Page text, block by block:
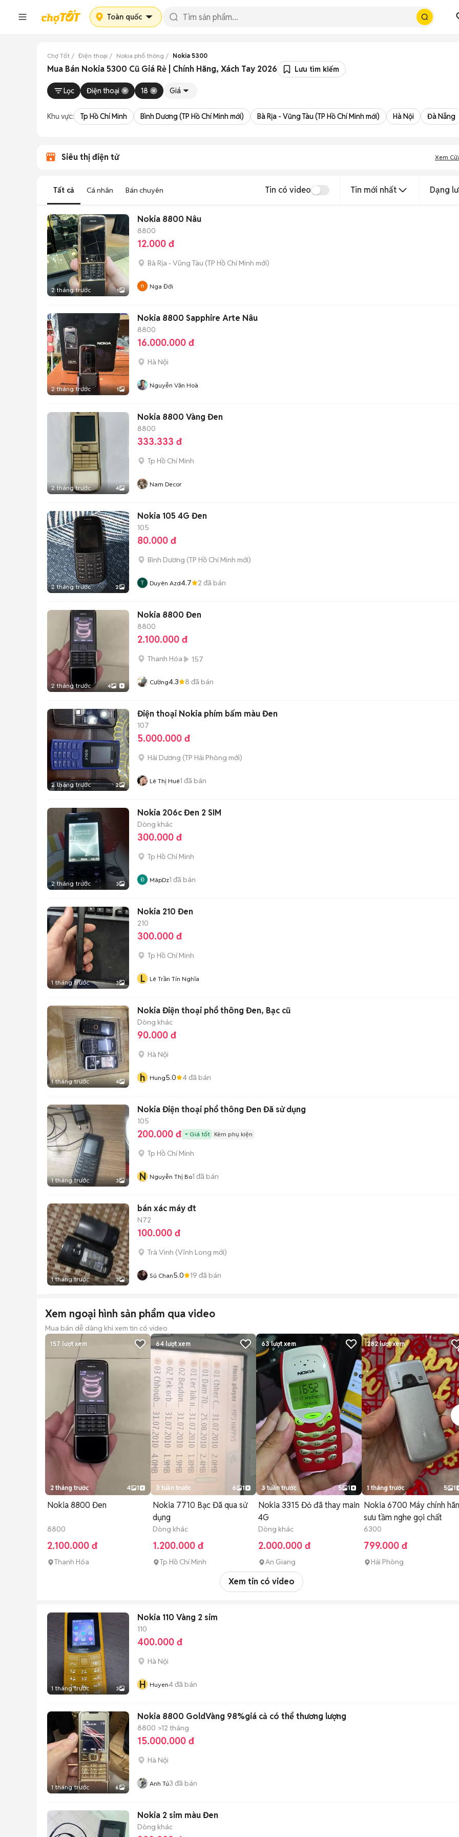
Toàn quốc
Chợ Tốt Điện thoại Nokia phổ thông Nokia 5300
Mua Bán Nokia 5300 Cũ Giá Rẻ | Chính Hãng, Xách Tay 2026 Lưu tìm kiếm
Lọc Điện thoại 18 Giá
Khu vực: Tp Hồ Chí Minh Bình Dương (TP Hồ Chí Minh mới) Bà Rịa - Vũng Tàu (TP Hồ Chí Minh mới) Hà Nội Đà Nẵng
Siêu thị điện tử Xem
Tất cả Cá nhân Bán chuyên Tin có video Tin mới nhất Dạng
2 tháng trước 1
Nokia 8800 Nâu
8800
12.000 đ
Bà Rịa - Vũng Tàu (TP Hồ Chí Minh mới)
Nga Đới
2 tháng trước 1
Nokia 8800 Sapphire Arte Nâu
8800
16.000.000 đ
Hà Nội
Nguyễn Văn Hoà
2 tháng trước 4
Nokia 8800 Vàng Đen
8800
333.333 đ
Tp Hồ Chí Minh
Nam Decor
2 tháng trước 2
Nokia 105 4G Đen
105
80.000 đ
Bình Dương (TP Hồ Chí Minh mới)
Duyên Azd4.7 2 đã bán
2 tháng trước 4
Nokia 8800 Đen
8800
2.100.000 đ
Thanh Hóa 157
Cường4.3 8 đã bán
2 tháng trước 2
Điện thoại Nokia phím bấm màu Đen
107
5.000.000 đ
Hải Dương (TP Hải Phòng mới)
Lê Thị Huê1 đã bán
2 tháng trước 3
Nokia 206c Đen 2 SIM
Dòng khác
300.000 đ
Tp Hồ Chí Minh
MâpDz1 đã bán
1 tháng trước 3
Nokia 210 Đen
210
300.000 đ
Tp Hồ Chí Minh
L Lê Trần Tín Nghĩa
1 tháng trước 4
Nokia Điện thoại phổ thông Đen, Bạc cũ
Dòng khác
90.000 đ
Hà Nội
h Hung5.0 4đã bán
1 tháng trước 3
Nokia Điện thoại phổ thông Đen Đã sử dụng
105
200.000 đ Giá tốt Kèm phụ kiện
Tp Hồ Chí Minh
N Nguyễn Thị Bo1 đã bán
1 tháng trước 3
bán xác máy đt
N72
100.000 đ
Trà Vinh (Vĩnh Long mới)
Sú Chan5.0 19 đã bán
Xem ngoại hình sản phẩm qua video
Mua bán dễ dàng khi xem tin có video
157 lượt xem
2 tháng trước 4 1
Nokia 8800 Đen
8800
2.100.000 đ
Thanh Hóa
64 lượt xem
3 tuần trước 6 1
Nokia 7710 Bạc Đã qua sử
dụng
Dòng khác
1.200.000 đ
Tp Hồ Chí Minh
63lượt xem
3 tuần trước 5 1
Nokia 3315 Đỏ đã thay main
4G
Dòng khác
2.000.000 đ
An Giang
282lượt xem
1 tháng trước 5 1
Nokia 6700 Máy chính
sưu tầm nghe gọi chất
6300
799.000 đ
Hải Phòng
Xem tin có video
1 tháng trước 3
Nokia 110 Vàng 2 sim
110
400.000 đ
Hà Nội
H Huyen4đã bán
1 tháng trước 6
Nokia 8800 GoldVàng 98%giá cả có thể thương lượng
8800 >12 tháng
15.000.000 đ
Hà Nội
Anh Tú3 đã bán
Nokia 2 sim màu Đen
Dòng khác